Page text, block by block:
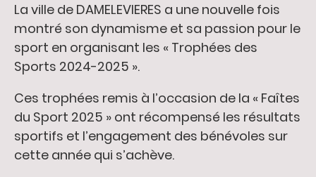
La ville de DAMELEVIERES a une nouvelle fois
montré son dynamisme et sa passion pour le
sport en organisant les « Trophées des
Sports 2024-2025 ».
Ces trophées remis à l’occasion de la « Faîtes
du Sport 2025 » ont récompensé les résultats
sportifs et l’engagement des bénévoles sur
cette année qui s’achève.